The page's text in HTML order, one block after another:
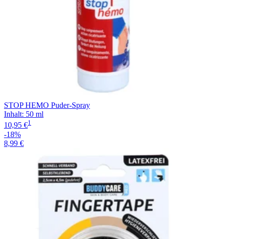
STOP HEMO Puder-Spray
Inhalt: 50 ml
10,95 €1
-18%
8,99 €